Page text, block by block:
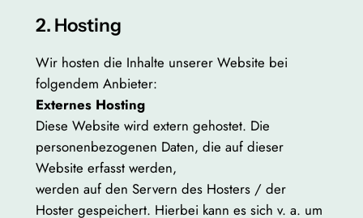
2. Hosting
Wir hosten die Inhalte unserer Website bei
folgendem Anbieter:
Externes Hosting
Diese Website wird extern gehostet. Die
personenbezogenen Daten, die auf dieser
Website erfasst werden,
werden auf den Servern des Hosters / der
Hoster gespeichert. Hierbei kann es sich v. a. um